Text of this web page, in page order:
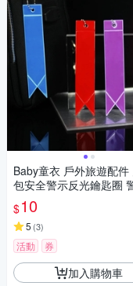
Baby童衣 戶外旅遊配件 兒童書
包安全警示反光鑰匙圈
光帶 反光飄帶 運動穿戴
光片 反光掛件 11797
$10
5 (3)
活動 券
加入購物車